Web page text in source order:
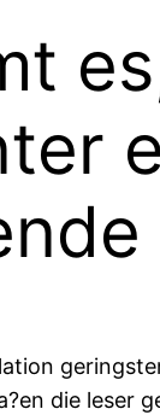
die leser